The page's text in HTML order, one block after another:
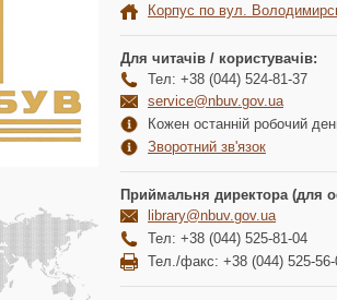
Корпус по вул.
Для читачів / користувачів:
Тел: +38 (044) 524-81-37
service@nbuv.gov.ua
Кожен останній робочий
Зворотний зв'язок
Приймальня директора (для
library@nbuv.gov.ua
Тел: +38 (044) 525-81-04
Тел./факс: +38 (044) 525-56-